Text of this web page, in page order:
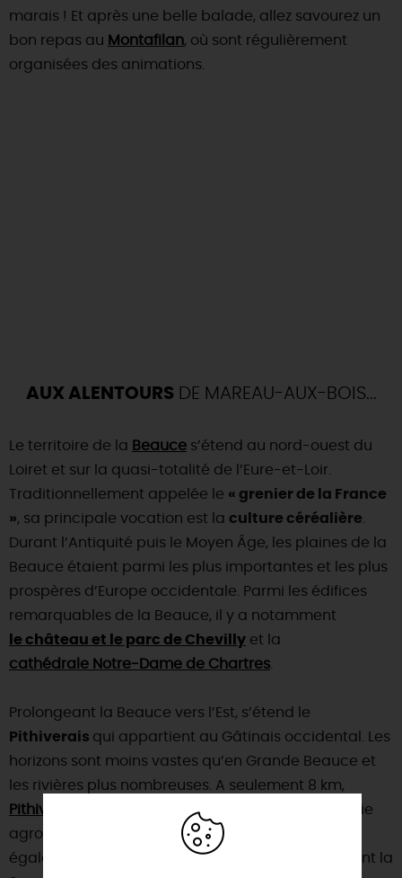
marais ! Et après une belle balade, allez savourez un
bon repas au Montafilan, où sont régulièrement
organisées des animations.
AUX ALENTOURS DE MAREAU-AUX-BOIS...
Le territoire de la Beauce s’étend au nord-ouest du
Loiret et sur la quasi-totalité de l’Eure-et-Loir.
Traditionnellement appelée le « grenier de la France
», sa principale vocation est la culture céréalière
Durant l’Antiquité puis le Moyen Âge, les plaines de la
Beauce étaient parmi les plus importantes et les plus
prospères d’Europe occidentale. Parmi les édifices
remarquables de la Beauce, il y a notamment
le château et le parc de Chevilly et la
cathédrale Notre-Dame de Chartres
Prolongeant la Beauce vers l’Est, s’étend le
Pithiverais qui appartient au Gâtinais occidental. Les
horizons sont moins vastes qu’en Grande Beauce et
les rivières plus nombreuses. A seulement 8 km,
Pithiviers
était autrefois connue pour son économie
agroalimentaire et pharmaceutique. La ville a
également accueilli un camp de prisonniers durant la